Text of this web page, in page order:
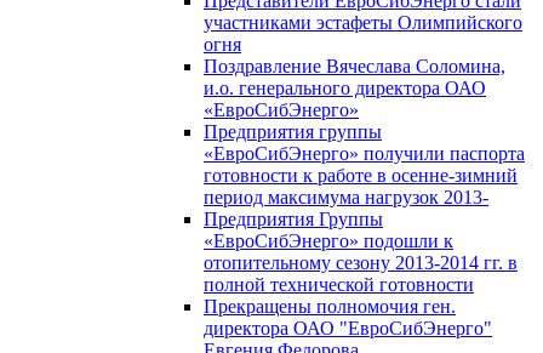
участниками эстафеты Олимпийского
огня
Поздравление Вячеслава Соломина,
и.о. генерального директора ОАО
«ЕвроСибЭнерго»
Предприятия группы
«ЕвроСибЭнерго» получили паспорта
готовности к работе в осенне-зимний
период максимума нагрузок 2013-
Предприятия Группы
«ЕвроСибЭнерго» подошли к
отопительному сезону 2013-2014 гг. в
полной технической готовности
Прекращены полномочия ген.
директора ОАО "ЕвроСибЭнерго"